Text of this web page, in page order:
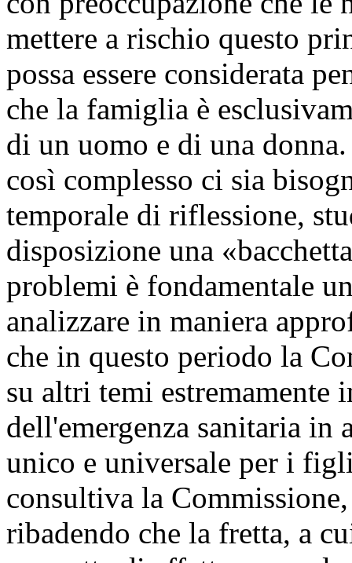
mettere a rischio questo
possa essere considerata
che la famiglia è
di un uomo e di una
così complesso ci sia
temporale di riflessione,
disposizione una
problemi è fondamentale
analizzare in maniera
che in questo periodo la
su altri temi estremamente
dell'emergenza sanitaria in
unico e universale per i
consultiva la
ribadendo che la fretta, a